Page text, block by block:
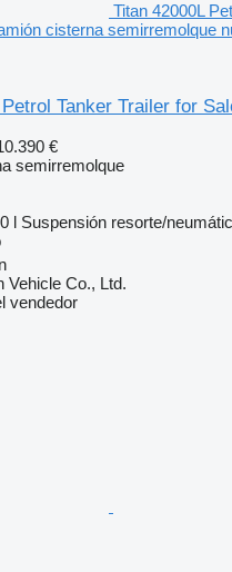
Titan 42000L
cisterna semirremolque
Tanker Trailer for
€
semirremolque
l Suspensión resorte/
Vehicle Co., Ltd.
vendedor